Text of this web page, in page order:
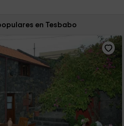
en Tesbabo